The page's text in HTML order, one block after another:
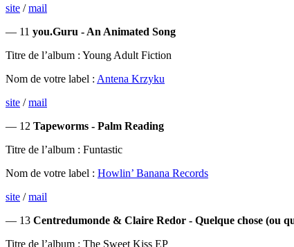
site /mail
— 11 you.Guru - An Animated Song
Titre de l’album : Young Adult Fiction
Nom de votre label : Antena Krzyku
site /mail
— 12 Tapeworms - Palm Reading
Titre de l’album : Funtastic
Nom de votre label : Howlin’ Banana Records
site /mail
— 13 Centredumonde & Claire Redor - Quelque chose (ou
Titre de l’album : The Sweet Kiss EP